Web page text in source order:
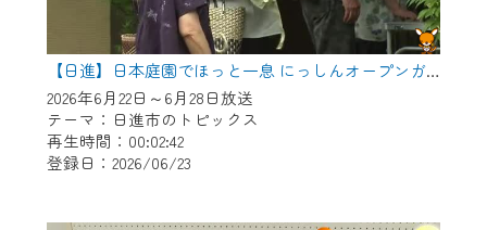
【日進】日本庭園でほっと一息 にっしんオープンガーデン
2026年6月22日～6月28日放送
テーマ：日進市のトピックス
再生時間：00:02:42
登録日：2026/06/23